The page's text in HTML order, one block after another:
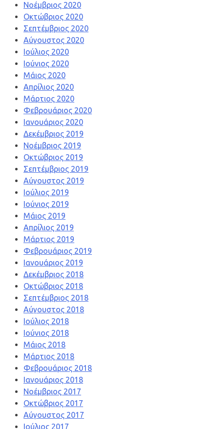
Νοέμβριος 2020
Οκτώβριος 2020
Σεπτέμβριος 2020
Αύγουστος 2020
Ιούλιος 2020
Ιούνιος 2020
Μάιος 2020
Απρίλιος 2020
Μάρτιος 2020
Φεβρουάριος 2020
Ιανουάριος 2020
Δεκέμβριος 2019
Νοέμβριος 2019
Οκτώβριος 2019
Σεπτέμβριος 2019
Αύγουστος 2019
Ιούλιος 2019
Ιούνιος 2019
Μάιος 2019
Απρίλιος 2019
Μάρτιος 2019
Φεβρουάριος 2019
Ιανουάριος 2019
Δεκέμβριος 2018
Οκτώβριος 2018
Σεπτέμβριος 2018
Αύγουστος 2018
Ιούλιος 2018
Ιούνιος 2018
Μάιος 2018
Μάρτιος 2018
Φεβρουάριος 2018
Ιανουάριος 2018
Νοέμβριος 2017
Οκτώβριος 2017
Αύγουστος 2017
Ιούλιος 2017